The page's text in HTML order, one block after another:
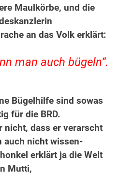
Maulkörbe, und die
an das Volk erklärt:
man auch bügeln“.
Bügelhilfe sind sowas
für die BRD.
nicht, dass er verarscht
auch nicht wissen-
erklärt ja die Welt
Mutti,